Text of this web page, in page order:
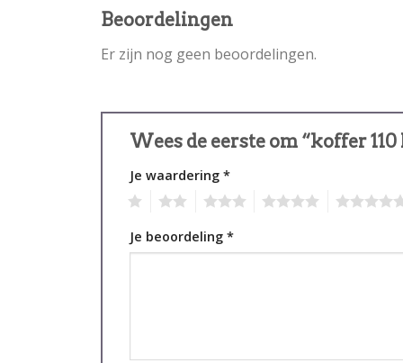
Beoordelingen
Er zijn nog geen beoordelingen.
Wees de eerste om “koffer
Je waardering *
Je beoordeling *